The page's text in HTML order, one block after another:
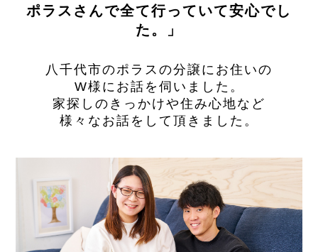
ポラスさんで全て行っていて安心でし
た。」
八千代市のポラスの分譲にお住いの
W様にお話を伺いました。
家探しのきっかけや住み心地など
様々なお話をして頂きました。